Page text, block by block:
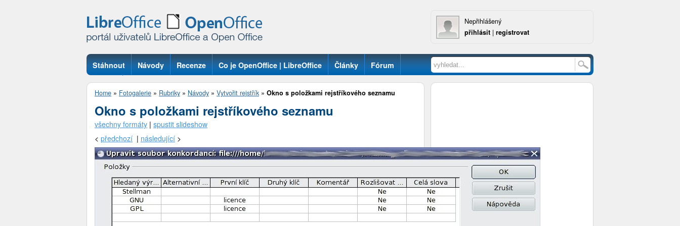
Nepřihlášený
přihlásit | registrovat
Stáhnout Návody Recenze Co je OpenOffice | LibreOffice Články Fórum
Otázky
Home » Fotogalerie » Rubriky » Návody » Vytvořit rejstřík » Okno s položkami rejstříkového seznamu
Okno s položkami rejstříkového seznamu
všechny formáty | spustit slideshow
< předchozí | následující >